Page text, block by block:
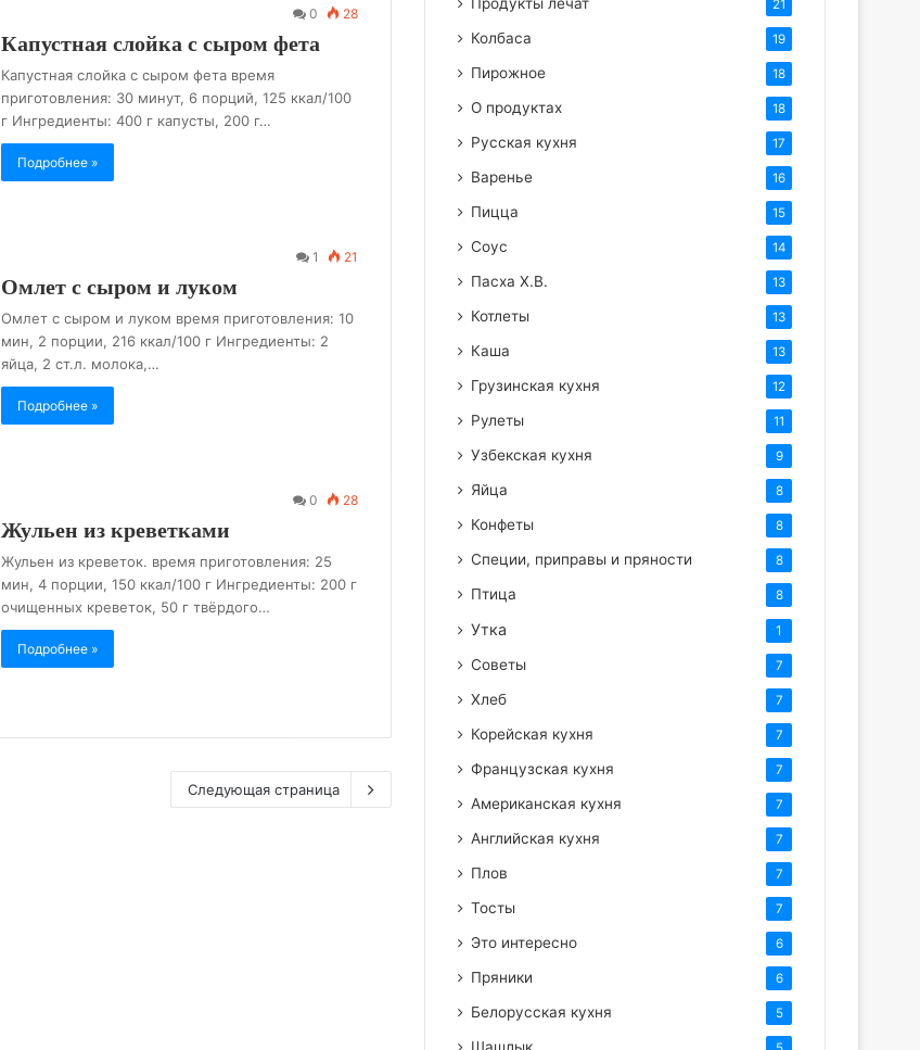
0 28
Капустная слойка с сыром фета
Капустная слойка с сыром фета время
приготовления: 30 минут, 6 порций, 125 ккал/100
г Ингредиенты: 400 г капусты, 200 г…
Подробнее »
1 21
Омлет с сыром и луком
Омлет с сыром и луком время приготовления: 10
мин, 2 порции, 216 ккал/100 г Ингредиенты: 2
яйца, 2 ст.л. молока,…
Подробнее »
0 28
Жульен из креветками
Жульен из креветок. время приготовления: 25
мин, 4 порции, 150 ккал/100 г Ингредиенты: 200 г
очищенных креветок, 50 г твёрдого…
Подробнее »
Следующая страница
21
Колбаса 19
Пирожное 18
О продуктах 18
Русская кухня 17
Варенье 16
Пицца 15
Соус 14
Пасха Х.В. 13
Котлеты 13
Каша 13
Грузинская кухня 12
Рулеты 11
Узбекская кухня 9
Яйца 8
Конфеты 8
Специи, приправы и пряности 8
Птица 8
Утка 1
Советы 7
Хлеб 7
Корейская кухня 7
Французская кухня 7
Американская кухня 7
Английская кухня 7
Плов 7
Тосты 7
Это интересно 6
Пряники 6
Белорусская кухня 5